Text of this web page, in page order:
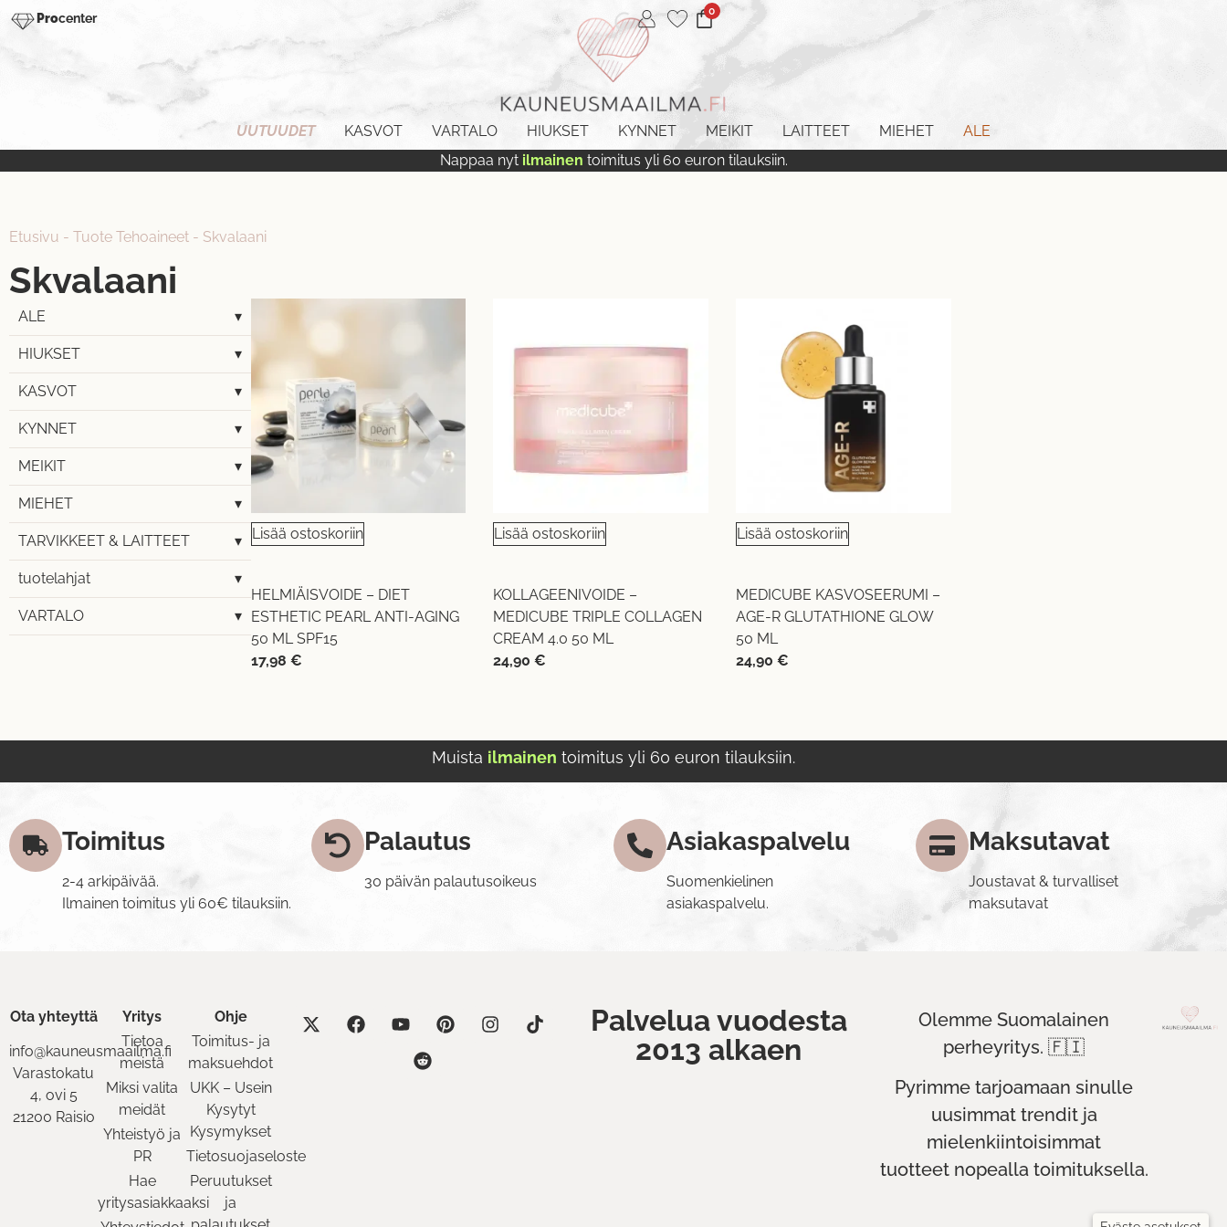
Procenter 0
UUTUUDET KASVOT VARTALO HIUKSET KYNNET MEIKIT LAITTEET MIEHET
ALE
Nappaa nyt ilmainen toimitus yli 60 euron tilauksiin.
Etusivu - Tuote Tehoaineet - Skvalaani
Skvalaani
ALE ▾
HIUKSET ▾
KASVOT ▾
KYNNET ▾
MEIKIT ▾
MIEHET ▾
TARVIKKEET & LAITTEET ▾
tuotelahjat ▾
VARTALO ▾
Lisää ostoskoriin
HELMIÄISVOIDE – DIET
ESTHETIC PEARL ANTI-AGING
50 ML SPF15
17,98 €
Lisää ostoskoriin
KOLLAGEENIVOIDE –
MEDICUBE TRIPLE COLLAGEN
CREAM 4.0 50 ML
24,90€
Lisää ostoskoriin
MEDICUBE KASVOSEERUMI –
AGE-R GLUTATHIONE GLOW
50 ML
24,90€
Muista ilmainen toimitus yli 60 euron tilauksiin.
Toimitus
2-4 arkipäivää.
Ilmainen toimitus yli 60€ tilauksiin.
Palautus
30 päivän palautusoikeus
Asiakaspalvelu
Suomenkielinen
asiakaspalvelu.
Maksutavat
Joustavat & turvalliset
maksutavat
Ota yhteyttä
info@kauneusmaailma.fi
Varastokatu
4, ovi 5
21200 Raisio
Yritys
Tietoa
meistä
Miksi valita
meidät
Yhteistyö ja
PR
Hae
yritysasiakkaaksi
Ohje
Toimitus- ja
maksuehdot
UKK – Usein
Kysytyt
Kysymykset
Tietosuojaseloste
Peruutukset
ja
Palvelua vuodesta
2013 alkaen
Olemme Suomalainen
perheyritys. 🇫🇮
Pyrimme tarjoamaan sinulle
uusimmat trendit ja
mielenkiintoisimmat
tuotteet nopealla toimituksella.